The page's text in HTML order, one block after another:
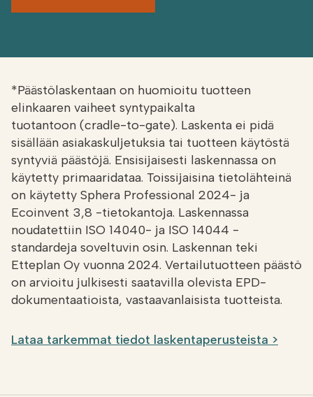
*Päästölaskentaan on huomioitu tuotteen
elinkaaren vaiheet syntypaikalta
tuotantoon (cradle-to-gate). Laskenta ei pidä
sisällään asiakaskuljetuksia tai tuotteen käytöstä
syntyviä päästöjä. Ensisijaisesti laskennassa on
käytetty primaaridataa. Toissijaisina tietolähteinä
on käytetty Sphera Professional 2024- ja
Ecoinvent 3,8 -tietokantoja. Laskennassa
noudatettiin ISO 14040- ja ISO 14044 -
standardeja soveltuvin osin. Laskennan teki
Etteplan Oy vuonna 2024. Vertailutuotteen päästö
on arvioitu julkisesti saatavilla olevista EPD-
dokumentaatioista, vastaavanlaisista tuotteista.
Lataa tarkemmat tiedot laskentaperusteista >